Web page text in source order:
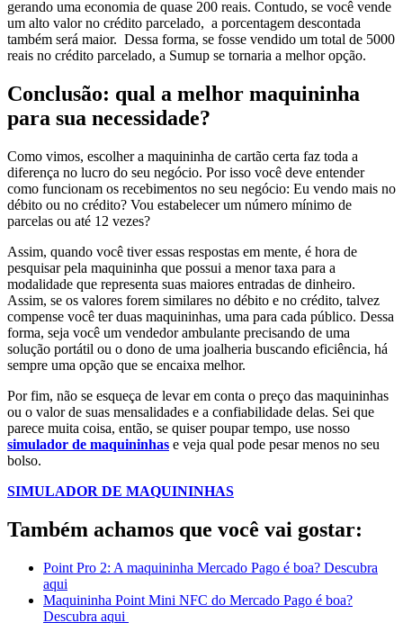
gerando uma economia de quase 200 reais. Contudo, se você vende
um alto valor no crédito parcelado, a porcentagem descontada
também será maior. Dessa forma, se fosse vendido um total de 5000
reais no crédito parcelado, a Sumup se tornaria a melhor opção.
Conclusão: qual a melhor maquininha
para sua necessidade?
Como vimos, escolher a maquininha de cartão certa faz toda a
diferença no lucro do seu negócio. Por isso você deve entender
como funcionam os recebimentos no seu negócio: Eu vendo mais no
débito ou no crédito? Vou estabelecer um número mínimo de
parcelas ou até 12 vezes?
Assim, quando você tiver essas respostas em mente, é hora de
pesquisar pela maquininha que possui a menor taxa para a
modalidade que representa suas maiores entradas de dinheiro.
Assim, se os valores forem similares no débito e no crédito, talvez
compense você ter duas maquininhas, uma para cada público. Dessa
forma, seja você um vendedor ambulante precisando de uma
solução portátil ou o dono de uma joalheria buscando eficiência, há
sempre uma opção que se encaixa melhor.
Por fim, não se esqueça de levar em conta o preço das maquininhas
ou o valor de suas mensalidades e a confiabilidade delas. Sei que
parece muita coisa, então, se quiser poupar tempo, use nosso
simulador de maquininhas e veja qual pode pesar menos no seu
bolso.
SIMULADOR DE MAQUININHAS
Também achamos que você vai gostar:
Point Pro 2: A maquininha Mercado Pago é boa? Descubra
aqui
Maquininha Point Mini NFC do Mercado Pago é boa?
Descubra aqui